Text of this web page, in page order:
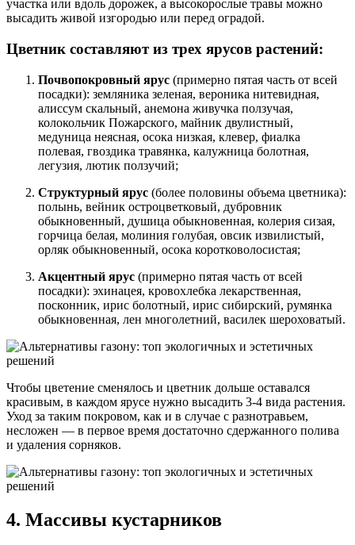
участка или вдоль дорожек, а высокорослые травы можно
высадить живой изгородью или перед оградой.
Цветник составляют из трех ярусов растений:
Почвопокровный ярус (примерно пятая часть от всей
посадки): земляника зеленая, вероника нитевидная,
алиссум скальный, анемона живучка ползучая,
колокольчик Пожарского, майник двулистный,
медуница неясная, осока низкая, клевер, фиалка
полевая, гвоздика травянка, калужница болотная,
легузия, лютик ползучий;
Структурный ярус (более половины объема цветника):
полынь, вейник остроцветковый, дубровник
обыкновенный, душица обыкновенная, колерия сизая,
горчица белая, молиния голубая, овсик извилистый,
орляк обыкновенный, осока коротковолосистая;
Акцентный ярус (примерно пятая часть от всей
посадки): эхинацея, кровохлебка лекарственная,
посконник, ирис болотный, ирис сибирский, румянка
обыкновенная, лен многолетний, василек шероховатый.
Чтобы цветение сменялось и цветник дольше оставался
красивым, в каждом ярусе нужно высадить 3-4 вида растения.
Уход за таким покровом, как и в случае с разнотравьем,
несложен — в первое время достаточно сдержанного полива
и удаления сорняков.
4. Массивы кустарников